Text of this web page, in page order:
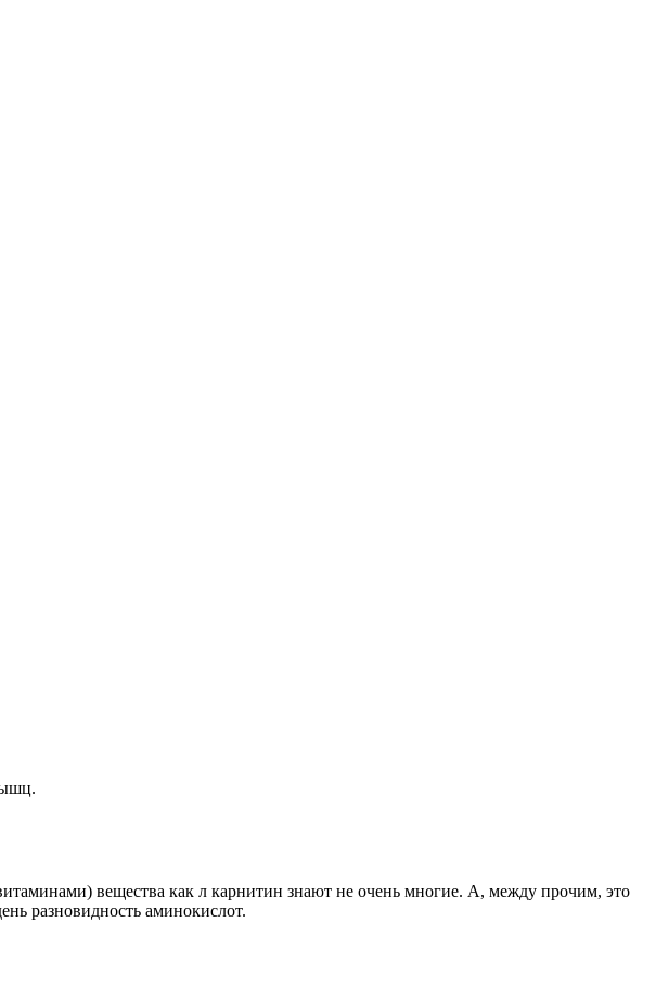
вещества как л карнитин знают не очень многие. А, между прочим, это
разновидность аминокислот.